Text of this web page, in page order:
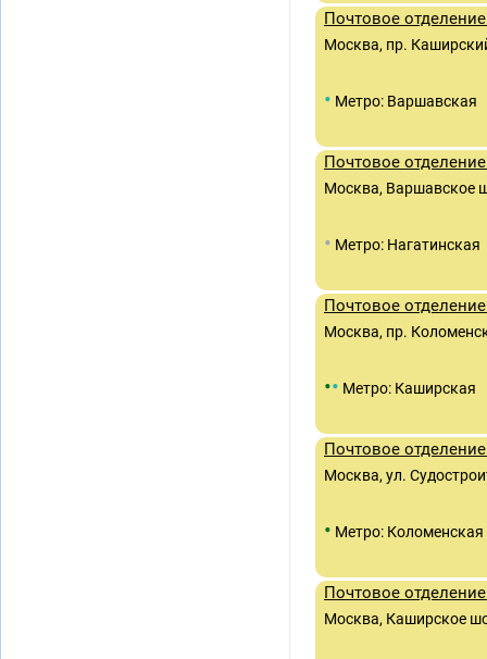
Почтовое
Москва, пр.
• Метро: Варшавская
Почтовое
Москва, Варшавское
• Метро: Нагатинская
Почтовое
Москва, пр.
•• Метро: Каширская
Почтовое
Москва, ул.
• Метро: Коломенская
Почтовое
Москва, Каширское